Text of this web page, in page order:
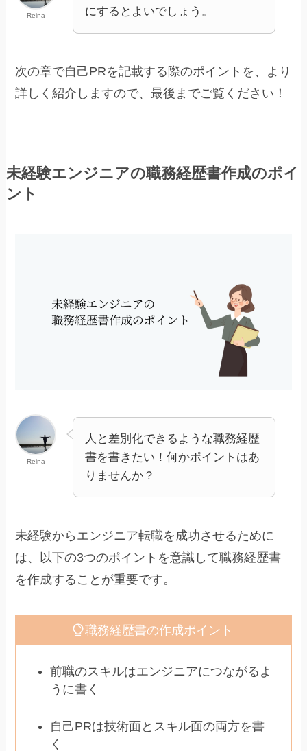
Reina
にするとよいでしょう。
次の章で自己PRを記載する際のポイントを、より
詳しく紹介しますので、最後までご覧ください！
未経験エンジニアの職務経歴書作成のポイ
ント
Reina
人と差別化できるような職務経歴
書を書きたい！何かポイントはあ
りませんか？
未経験からエンジニア転職を成功させるために
は、以下の3つのポイントを意識して職務経歴書
を作成することが重要です。
職務経歴書の作成ポイント
前職のスキルはエンジニアにつながるよ
うに書く
自己PRは技術面とスキル面の両方を書
く